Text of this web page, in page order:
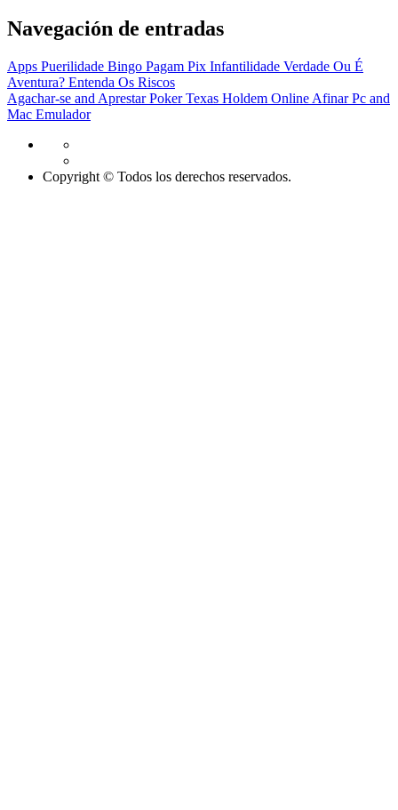
Navegación de entradas
Apps Puerilidade Bingo Pagam Pix Infantilidade Verdade Ou É
Aventura? Entenda Os Riscos
Agachar-se and Aprestar Poker Texas Holdem Online Afinar Pc and
Mac Emulador
Copyright © Todos los derechos reservados.